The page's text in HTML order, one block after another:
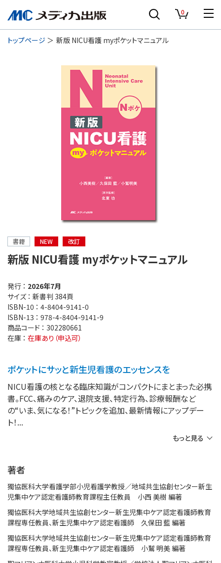
0
トップページ 新版 NICU看護 myポケットマニュアル
書籍 NEW 改訂
新版 NICU看護 myポケットマニュアル
発行 ： 2026年7月
サイズ ： 新書判 384頁
ISBN-10 ： 4-8404-9141-0
ISBN-13 ： 978-4-8404-9141-9
商品コード ： 302280661
在庫 ： 在庫あり（申込可）
ポケットにサッと新生児看護のエッセンスを
NICU看護の核となる臨床知識がコンパクトにまとまった必携
書。FCC、痛みのケア、退院支援、特定行為、診療報酬など
の“いま、気になる！”トピックを追加、最新情報にアップデー
ト！
もっと見る
著者
獨協医科大学看護学部小児看護学教授／地域共生協創センター新生
児集中ケア認定看護師教育課程主任教員 小西 美樹 編著
獨協医科大学地域共生協創センター新生児集中ケア認定看護師教育
課程専任教員、新生児集中ケア認定看護師 久保田 藍 編著
獨協医科大学地域共生協創センター新生児集中ケア認定看護師教育
課程専任教員、新生児集中ケア認定看護師 小鷲 明美 編著